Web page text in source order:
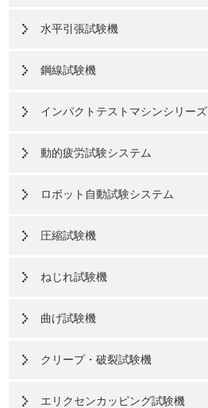
水平引張試験機
鋼線試験機
インパクトテストマシンシリーズ
動的疲労試験システム
ロボット自動試験システム
圧縮試験機
ねじれ試験機
曲げ試験機
クリープ・破裂試験機
エリクセンカッピング試験機